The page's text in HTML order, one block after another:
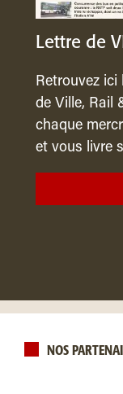
Lettre de
Retrouvez ici
de Ville, Rail
chaque
et vous livre
NOS